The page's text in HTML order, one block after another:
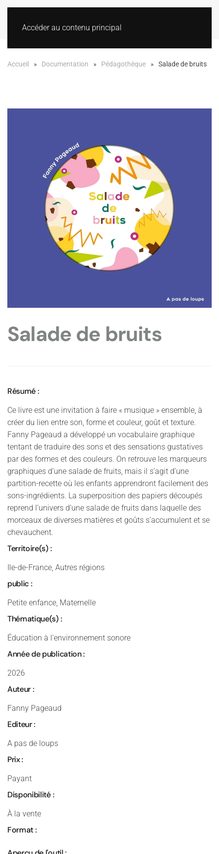
Accéder au contenu principal
Accueil Documentation Pédagothèque Salade de bruits
Salade de bruits
Résumé :
Ce livre est une invitation à faire « musique » ensemble, à
créer du lien entre son, forme et couleur, goût et texture.
Fanny Pageaud a développé un vocabulaire graphique
tentant de traduire des sons et des sensations gustatives
par des formes et des couleurs. On retrouve les marqueurs
graphiques d’une salade de fruits, mais il s’agit d’une
partition-recette où les enfants apprendront facilement des
sons-ingrédients. La superposition des papiers découpés
reprend l’univers d’une salade de fruits dans laquelle des
morceaux de diverses matières et goûts s’accumulent et se
chevauchent.
Territoire(s) :
Ile-de-France, Autres régions
public :
Petite enfance, Maternelle
Thématique(s) :
Éducation à l'environnement sonore
Année de publication :
2026
Auteur :
Fanny Pageaud
Editeur :
A pas de loups
Prix :
Payant
Disponibilité :
À la vente
Format :